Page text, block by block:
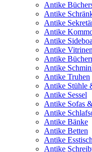
Antike
Antike
Antike
Antike
Antike
Antike Vitrinen
Antike
Antike
Antike Truhen
Antike Stühle
Antike Sessel
Antike Sofas
Antike
Antike Bänke
Antike Betten
Antike
Antike